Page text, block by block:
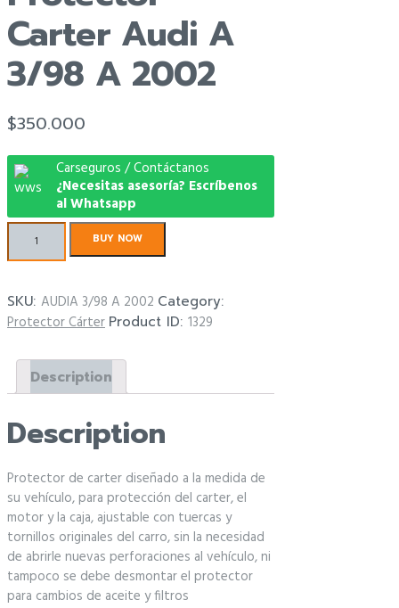
Carter Audi A
3/98 A 2002
$350.000
Carseguros / Contáctanos
¿Necesitas asesoría? Escríbenos
al Whatsapp
Protector
Carter
3/98
A
quantity
BUY NOW
SKU: AUDIA 3/98 A 2002 Category:
Protector Cárter Product ID: 1329
Description
Description
Protector de carter diseñado a la medida de
su vehículo, para protección del carter, el
motor y la caja, ajustable con tuercas y
tornillos originales del carro, sin la necesidad
de abrirle nuevas perforaciones al vehículo, ni
tampoco se debe desmontar el protector
para cambios de aceite y filtros